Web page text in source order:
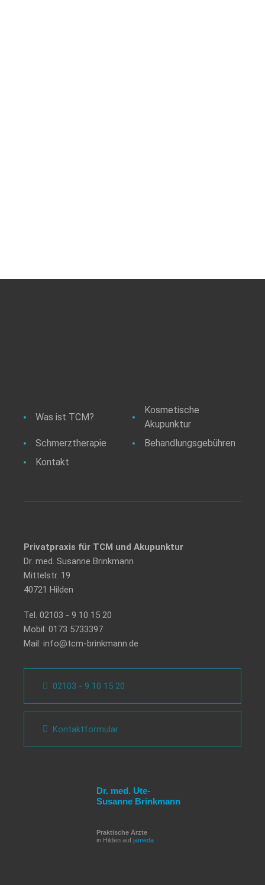
Was ist TCM?
Kosmetische
Akupunktur
Schmerztherapie
Behandlungsgebühren
Kontakt
Privatpraxis für TCM und Akupunktur
Dr. med. Susanne Brinkmann
Mittelstr. 19
40721 Hilden
Tel. 02103 - 9 10 15 20
Mobil: 0173 5733397
Mail: info@tcm-brinkmann.de
02103 - 9 10 15 20
Kontaktformular
Dr. med. Ute-
Susanne Brinkmann
Praktische Ärzte
in Hilden auf jameda